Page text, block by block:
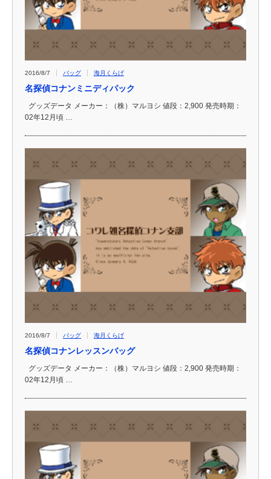
2016/8/7 バッグ 海月くらげ
名探偵コナンミニディパック
グッズデータ メーカー：（株）マルヨシ 値段：2,900 発売時期：
02年12月頃 …
2016/8/7 バッグ 海月くらげ
名探偵コナンレッスンバッグ
グッズデータ メーカー：（株）マルヨシ 値段：2,900 発売時期：
02年12月頃 …